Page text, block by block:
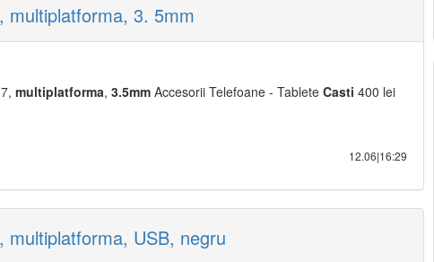
multiplatforma, 3. 5mm
7, multiplatforma, 3.5mm Accesorii Telefoane - Tablete Casti 400 lei
12.06|16:29
multiplatforma, USB, negru